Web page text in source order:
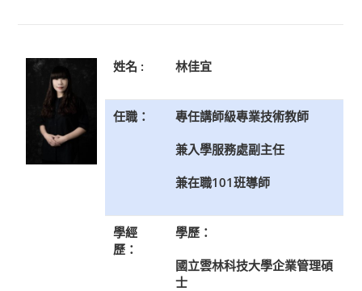
姓名 : 林佳宜
任職： 專任講師級專業技術教師
兼入學服務處副主任
兼在職101班導師
學經
歷：
學歷：
國立雲林科技大學企業管理碩
士